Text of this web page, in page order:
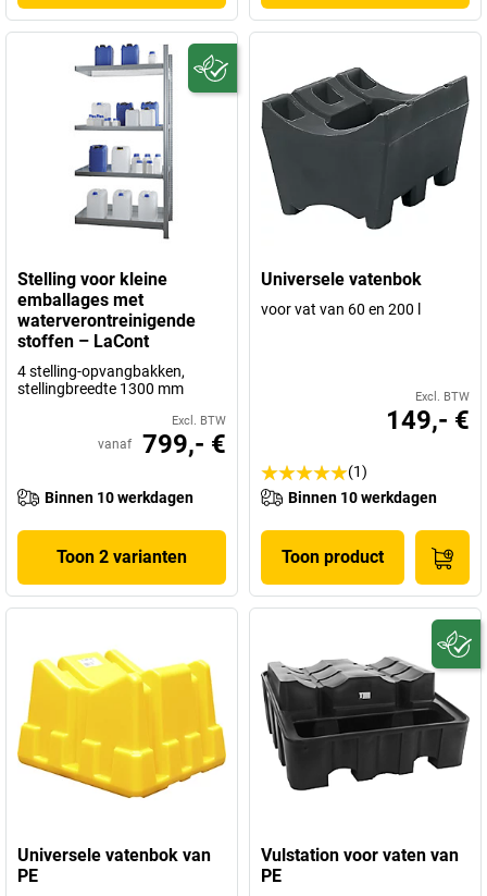
Stelling voor kleine
emballages met
waterverontreinigende
stoffen – LaCont
4 stelling-opvangbakken,
stellingbreedte 1300 mm
Excl. BTW
vanaf 799,- €
Binnen 10 werkdagen
Toon 2 varianten
Universele vatenbok
voor vat van 60 en 200 l
Excl. BTW
149,- €
(1)
Binnen 10 werkdagen
Toon product
Universele vatenbok van
PE
Vulstation voor vaten van
PE